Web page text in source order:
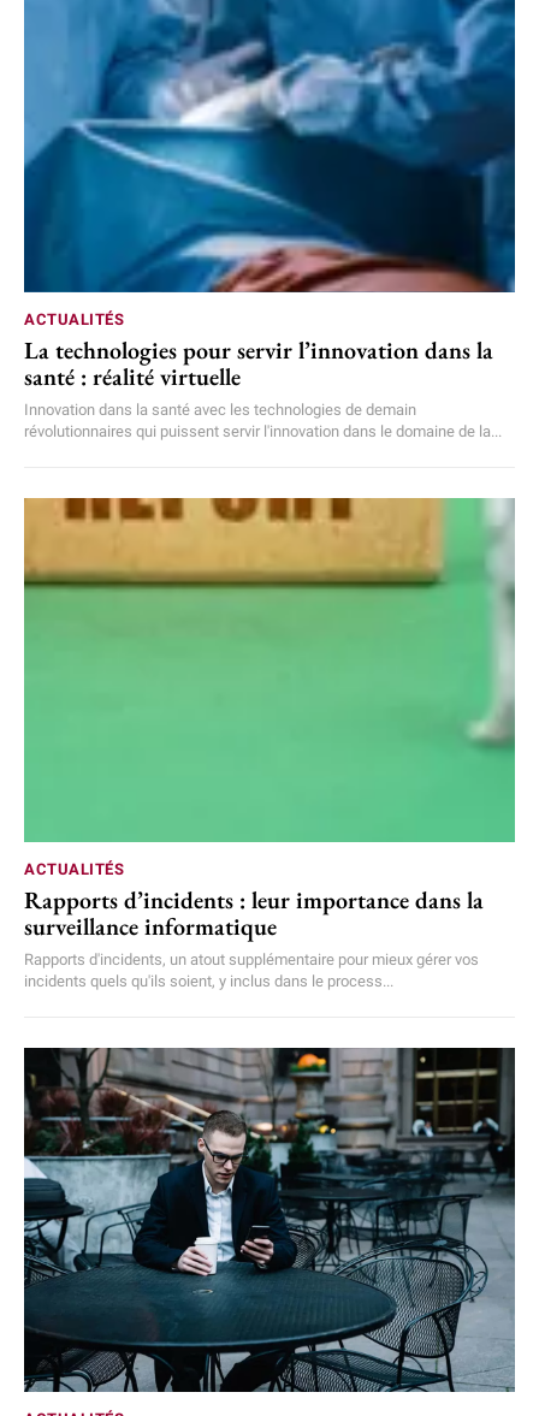
ACTUALITÉS
La technologies pour servir l’innovation dans la
santé : réalité virtuelle
Innovation dans la santé avec les technologies de demain
révolutionnaires qui puissent servir l'innovation dans le domaine de la...
ACTUALITÉS
Rapports d’incidents : leur importance dans la
surveillance informatique
Rapports d'incidents, un atout supplémentaire pour mieux gérer vos
incidents quels qu'ils soient, y inclus dans le process...